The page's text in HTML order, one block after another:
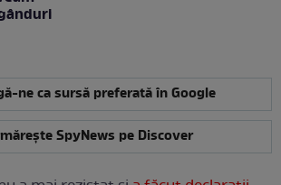
ne ca sursă preferată în Google
SpyNews pe Discover